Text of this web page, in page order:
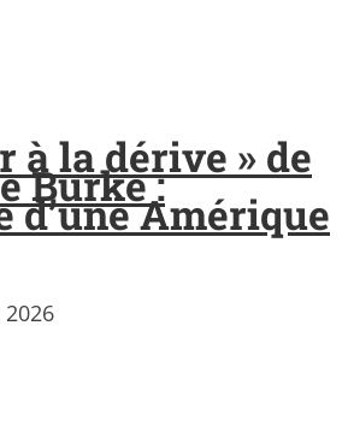
à la dérive » de
Burke :
d’une Amérique